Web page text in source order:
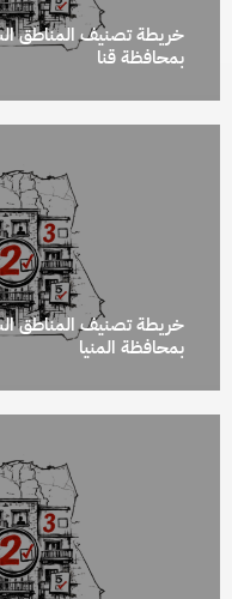
خريطة تصنيف المناطق
بمحافظة قنا
خريطة تصنيف المناطق
بمحافظة المنيا